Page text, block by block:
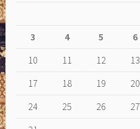
3
4 5 6
10
11 12 13
17
18 19 20
24
25 26 27